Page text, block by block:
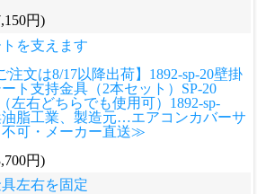
円)
を支えます
注文は8/17以降出荷】1892-sp-20壁掛
ト支持金具（2本セット）SP-20
左右どちらでも使用可）1892-sp-
脂工業、製造元…エアコンカバーサ
可・メーカー直送≫
円)
左右を固定